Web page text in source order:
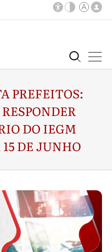
PREFEITOS:
DO IEGM
DE JUNHO